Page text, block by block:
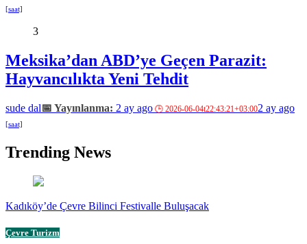
3
Meksika’dan ABD’ye Geçen Parazit:
Hayvancılıkta Yeni Tehdit
sude dal 2 ay ago 2 ay ago
Trending News
Kadıköy’de Çevre Bilinci Festivalle Buluşacak
Çevre Turizm